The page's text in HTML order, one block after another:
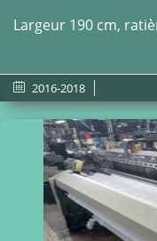
Largeur 190 cm,
2016-2018